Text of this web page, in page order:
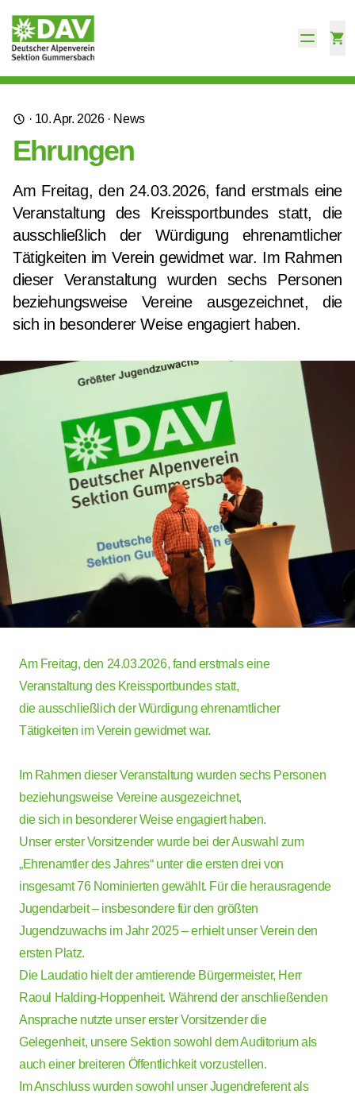
· 10. Apr. 2026· News
Ehrungen
Am Freitag, den 24.03.2026, fand erstmals eine
Veranstaltung des Kreissportbundes statt, die
ausschließlich der Würdigung ehrenamtlicher
Tätigkeiten im Verein gewidmet war. Im Rahmen
dieser Veranstaltung wurden sechs Personen
beziehungsweise Vereine ausgezeichnet, die
sich in besonderer Weise engagiert haben.
Am Freitag, den 24.03.2026, fand erstmals eine
Veranstaltung des Kreissportbundes statt,
die ausschließlich der Würdigung ehrenamtlicher
Tätigkeiten im Verein gewidmet war.
Im Rahmen dieser Veranstaltung wurden sechs Personen
beziehungsweise Vereine ausgezeichnet,
die sich in besonderer Weise engagiert haben.
Unser erster Vorsitzender wurde bei der Auswahl zum
„Ehrenamtler des Jahres“ unter die ersten drei von
insgesamt 76 Nominierten gewählt. Für die herausragende
Jugendarbeit – insbesondere für den größten
Jugendzuwachs im Jahr 2025 – erhielt unser Verein den
ersten Platz.
Die Laudatio hielt der amtierende Bürgermeister, Herr
Raoul Halding-Hoppenheit. Während der anschließenden
Ansprache nutzte unser erster Vorsitzender die
Gelegenheit, unsere Sektion sowohl dem Auditorium als
auch einer breiteren Öffentlichkeit vorzustellen.
Im Anschluss wurden sowohl unser Jugendreferent als